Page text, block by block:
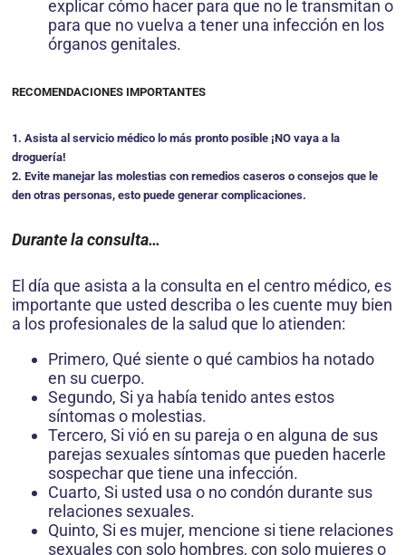
explicar cómo hacer para que no le transmitan o
para que no vuelva a tener una infección en los
órganos genitales.
RECOMENDACIONES IMPORTANTES
1. Asista al servicio médico lo más pronto posible ¡NO vaya a la
droguería!
2. Evite manejar las molestias con remedios caseros o consejos que le
den otras personas, esto puede generar complicaciones.
Durante la consulta…
El día que asista a la consulta en el centro médico, es
importante que usted describa o les cuente muy bien
a los profesionales de la salud que lo atienden:
Primero, Qué siente o qué cambios ha notado
en su cuerpo.
Segundo, Si ya había tenido antes estos
síntomas o molestias.
Tercero, Si vió en su pareja o en alguna de sus
parejas sexuales síntomas que pueden hacerle
sospechar que tiene una infección.
Cuarto, Si usted usa o no condón durante sus
relaciones sexuales.
Quinto, Si es mujer, mencione si tiene relaciones
sexuales con solo hom­bres, con solo mujeres o